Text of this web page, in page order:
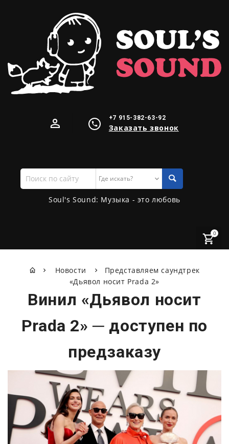
+7 915-382-63-92
Заказать звонок
Поиск
по
сайту
Soul's Sound: Музыка - это любовь
0
Новости
Представляем саундтрек
«Дьявол носит Prada 2»
Винил «Дьявол носит
Prada 2» ─ доступен по
предзаказу